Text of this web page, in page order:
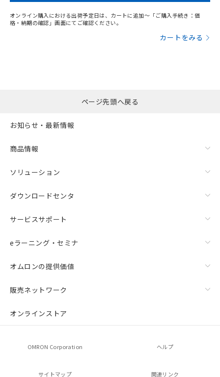
オンライン購入における出荷予定日は、カートに追加～「ご購入手続き：価
格・納期の確認」画面にてご確認ください。
カートをみる
ページ先頭へ戻る
お知らせ・最新情報
商品情報
ソリューション
ダウンロードセンタ
サービスサポート
eラーニング・セミナ
オムロンの提供価値
販売ネットワーク
オンラインストア
OMRON Corporation ヘルプ
サイトマップ 関連リンク